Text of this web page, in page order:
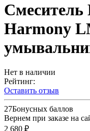
Смеситель
Harmony
Нет в наличии
Рейтинг:
Оставить отзыв
27Бонусных баллов
Вернем при заказе на
2 680 ₽